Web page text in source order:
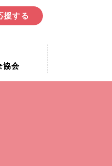
援する
協会